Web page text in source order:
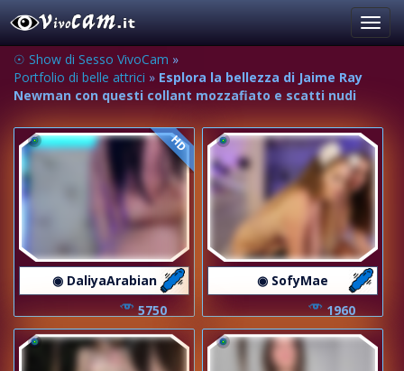
☉ Show di Sesso VivoCam »
Portfolio di belle attrici » Esplora la bellezza di Jaime Ray
Newman con questi collant mozzafiato e scatti nudi
HD
◉ DaliyaArabian
5750
◉ SofyMae
1960